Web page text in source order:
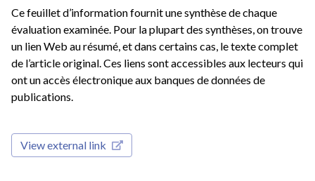
Ce feuillet d’information fournit une synthèse de chaque
évaluation examinée. Pour la plupart des synthèses, on trouve
un lien Web au résumé, et dans certains cas, le texte complet
de l’article original. Ces liens sont accessibles aux lecteurs qui
ont un accès électronique aux banques de données de
publications.
View external link